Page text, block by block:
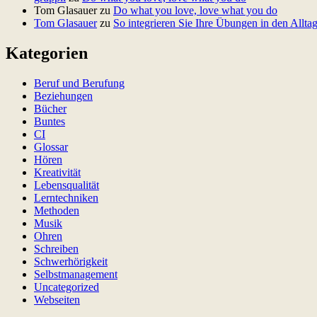
Tom Glasauerzu Do what you love, love what you do
Tom Glasauerzu So integrieren Sie Ihre Übungen in den Alltag
Kategorien
Beruf und Berufung
Beziehungen
Bücher
Buntes
CI
Glossar
Hören
Kreativität
Lebensqualität
Lerntechniken
Methoden
Musik
Ohren
Schreiben
Schwerhörigkeit
Selbstmanagement
Uncategorized
Webseiten